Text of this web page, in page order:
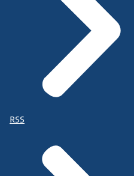
RSS